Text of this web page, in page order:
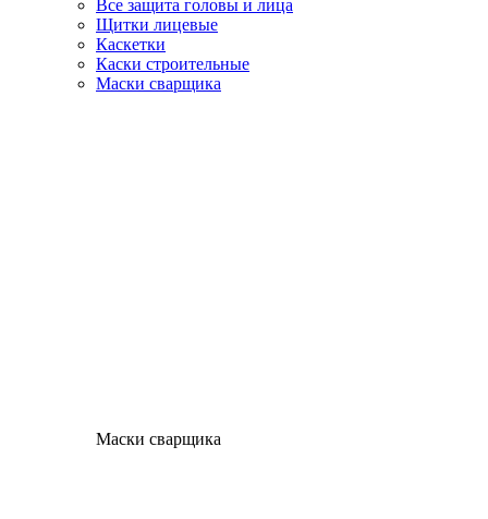
Все защита головы и лица
Щитки лицевые
Каскетки
Каски строительные
Маски сварщика
Маски сварщика